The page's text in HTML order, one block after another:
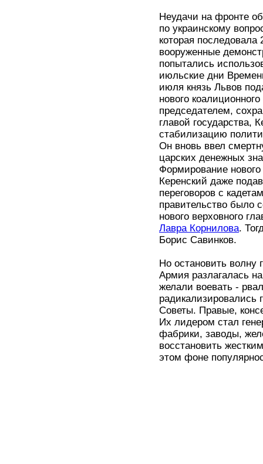
Неудачи на фронте
по украинскому
которая
вооруженные
попытались
июльские дни
июля князь Львов
нового
председателем,
главой государства,
стабилизацию
Он вновь ввел
царских денежных
Формирование
Керенский даже
переговоров с
правительство было
нового верховного
Лавра Корнилова.
Борис Савинков.
Но остановить волну
Армия разлагалась
желали воевать -
радикализировались
Советы. Правые,
Их лидером стал
фабрики, заводы,
восстановить
этом фоне